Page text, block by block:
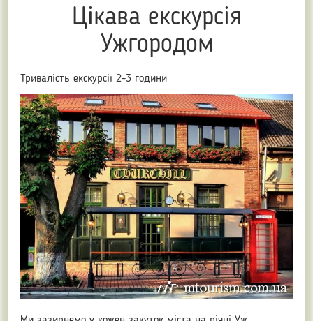
Цікава екскурсія
Ужгородом
Тривалість екскурсії 2-3 години